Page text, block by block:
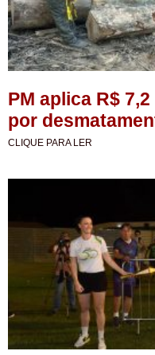
PM aplica R$
por
CLIQUE PARA LER